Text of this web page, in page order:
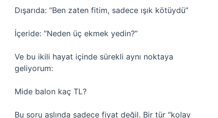
Dışarıda: “Ben zaten fitim, sadece ışık kötüydü”
İçeride: “Neden üç ekmek yedin?”
Ve bu ikili hayat içinde sürekli aynı noktaya
geliyorum:
Mide balon kaç TL?
Bu soru aslında sadece fiyat değil. Bir tür “kolay